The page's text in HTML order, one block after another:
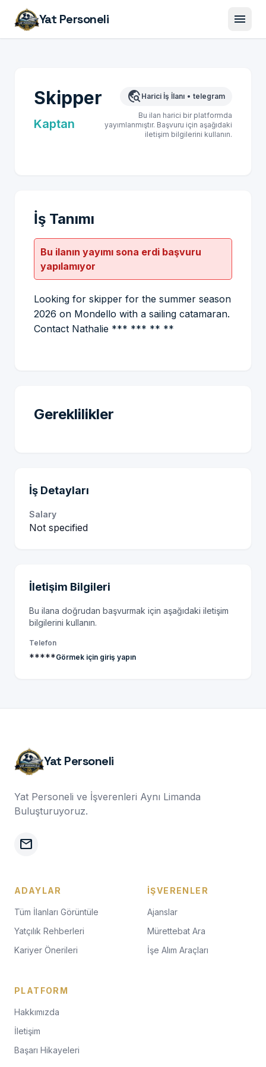
Yat Personeli menu
Skipper
Kaptan
travel_explore Harici İş İlanı • telegram
Bu ilan harici bir platformda
yayımlanmıştır. Başvuru için aşağıdaki
iletişim bilgilerini kullanın.
İş Tanımı
Bu ilanın yayımı sona erdi başvuru
yapılamıyor
Looking for skipper for the summer season
2026 on Mondello with a sailing catamaran.
Contact Nathalie *** *** ** **
Gereklilikler
İş Detayları
Salary
Not specified
İletişim Bilgileri
Bu ilana doğrudan başvurmak için aşağıdaki iletişim
bilgilerini kullanın.
Telefon
*****Görmek için giriş yapın
Yat Personeli
Yat Personeli ve İşverenleri Aynı Limanda
Buluşturuyoruz.
mail
ADAYLAR
Tüm İlanları Görüntüle
Yatçılık Rehberleri
Kariyer Önerileri
İŞVERENLER
Ajanslar
Mürettebat Ara
İşe Alım Araçları
PLATFORM
Hakkımızda
İletişim
Başarı Hikayeleri